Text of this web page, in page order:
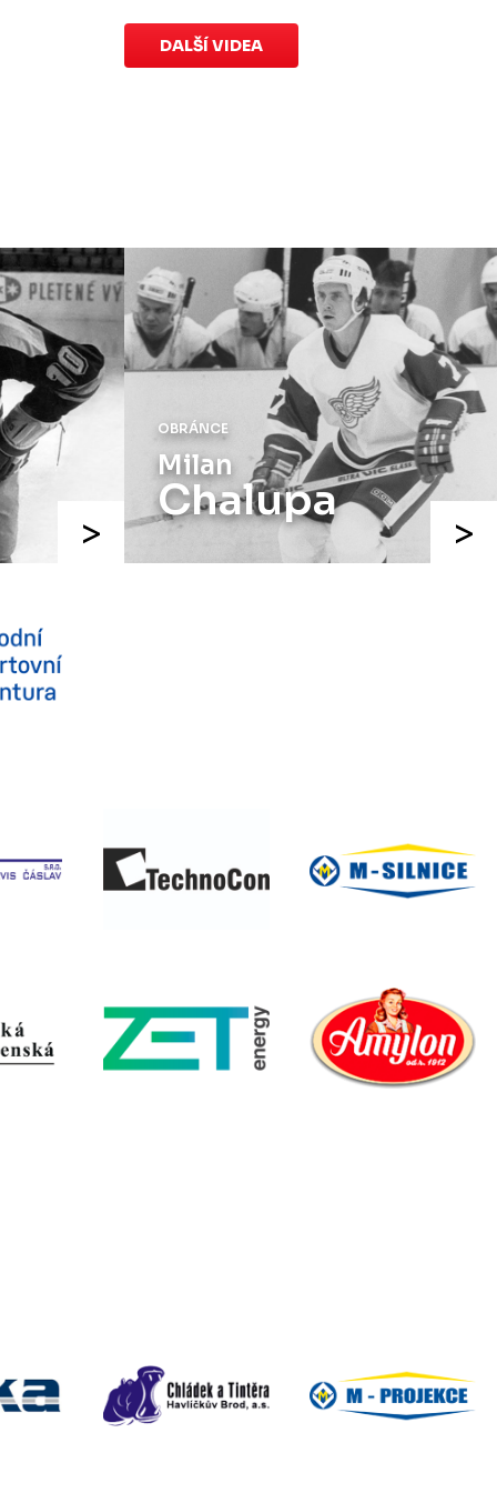
speciálních dresů končí v neděli 11.
ledna ve 20:00
Kluby se domluvily na náhradním
termínu, Bruslaři se s Ústím nad
Labem utkají domav Kotlině ve
středu 26. listopadu od 18:00 .
DALŠÍ VIDEA
OBRÁNCE
Milan
Chalupa